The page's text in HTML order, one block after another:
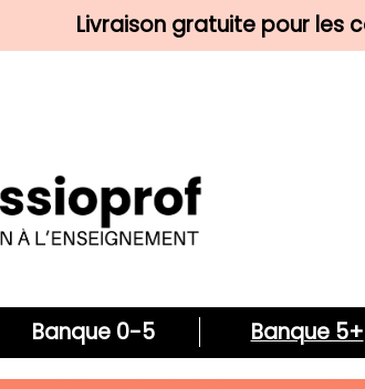
Livraison gratuite pour les
Banque 0-5 Banque 5+